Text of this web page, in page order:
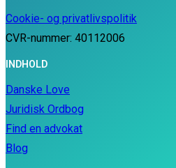
Cookie- og privatlivspolitik
CVR-nummer: 40112006
INDHOLD
Danske Love
Juridisk Ordbog
Find en advokat
Blog